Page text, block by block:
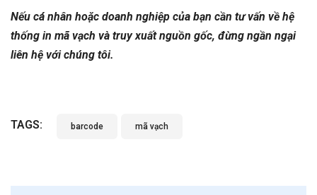
Nếu cá nhân hoặc doanh nghiệp của bạn cần tư vấn về hệ
thống in mã vạch và truy xuất nguồn gốc, đừng ngần ngại
liên hệ với chúng tôi.
TAGS: barcode mã vạch